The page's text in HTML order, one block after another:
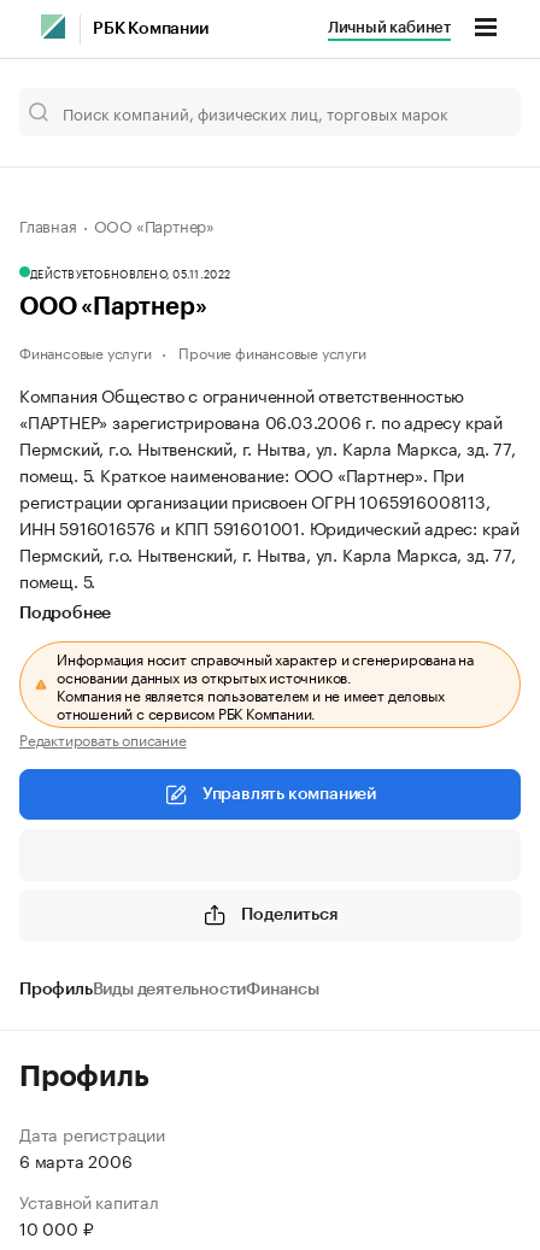
РБК Компании Личный кабинет
Главная ООО «Партнер»
ДЕЙСТВУЕТОБНОВЛЕНО, 05.11.2022
ООО «Партнер»
Финансовые услуги Прочие финансовые услуги
Компания Общество с ограниченной ответственностью
«ПАРТНЕР» зарегистрирована 06.03.2006 г. по адресу край
Пермский, г.о. Нытвенский, г. Нытва, ул. Карла Маркса, зд. 77,
помещ. 5. Краткое наименование: ООО «Партнер». При
регистрации организации присвоен ОГРН 1065916008113,
ИНН 5916016576 и КПП 591601001. Юридический адрес: край
Пермский, г.о. Нытвенский, г. Нытва, ул. Карла Маркса, зд. 77,
помещ. 5.
Подробнее
Информация носит справочный характер и сгенерирована на
основании данных из открытых источников.
Компания не является пользователем и не имеет деловых
отношений с сервисом РБК Компании.
Редактировать описание
Управлять компанией
Поделиться
ПрофильВиды деятельностиФинансы
Профиль
Дата регистрации
6 марта 2006
Уставной капитал
10 000 ₽